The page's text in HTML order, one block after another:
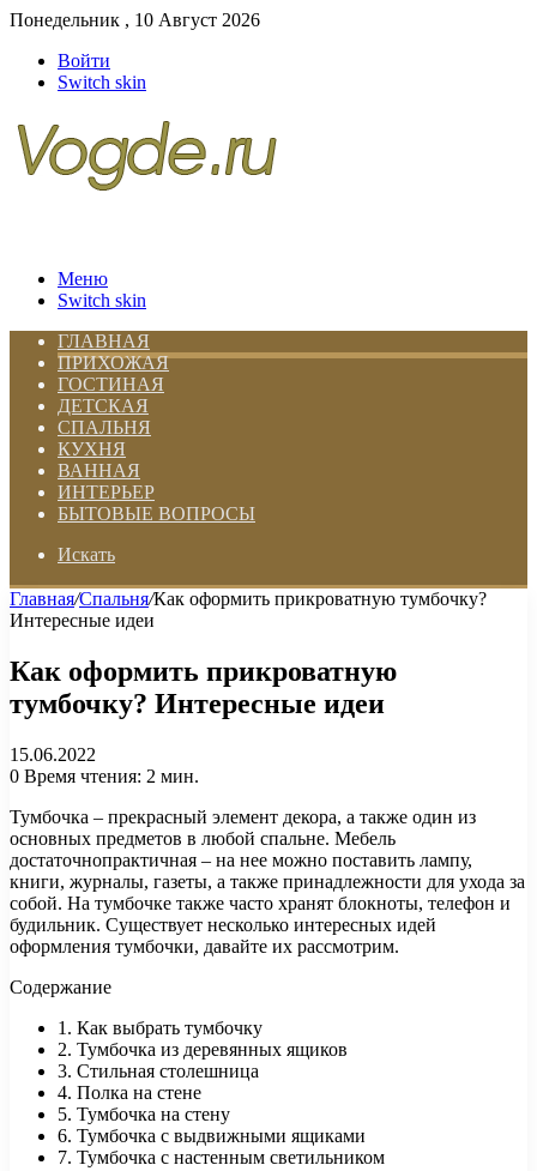
Понедельник , 10 Август 2026
Войти
Switch skin
Меню
Switch skin
ГЛАВНАЯ
ПРИХОЖАЯ
ГОСТИНАЯ
ДЕТСКАЯ
СПАЛЬНЯ
КУХНЯ
ВАННАЯ
ИНТЕРЬЕР
БЫТОВЫЕ ВОПРОСЫ
Искать
Главная/Спальня/Как оформить прикроватную тумбочку?
Интересные идеи
Как оформить прикроватную
тумбочку? Интересные идеи
15.06.2022
0 Время чтения: 2 мин.
Тумбочка – прекрасный элемент декора, а также один из
основных предметов в любой спальне. Мебель
достаточнопрактичная – на нее можно поставить лампу,
книги, журналы, газеты, а также принадлежности для ухода за
собой. На тумбочке также часто хранят блокноты, телефон и
будильник. Существует несколько интересных идей
оформления тумбочки, давайте их рассмотрим.
Содержание
1. Как выбрать тумбочку
2. Тумбочка из деревянных ящиков
3. Стильная столешница
4. Полка на стене
5. Тумбочка на стену
6. Тумбочка с выдвижными ящиками
7. Тумбочка с настенным светильником